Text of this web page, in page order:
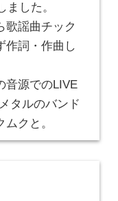
した。
歌謡曲チック
作詞・作曲し
音源でのLIVE
タルのバンド
クと。